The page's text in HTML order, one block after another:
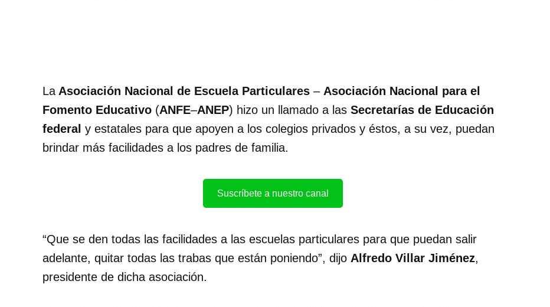
La Asociación Nacional de Escuela Particulares – Asociación Nacional para el
Fomento Educativo (ANFE–ANEP) hizo un llamado a las Secretarías de Educación
federal y estatales para que apoyen a los colegios privados y éstos, a su vez, puedan
brindar más facilidades a los padres de familia.
Suscríbete a nuestro canal
“Que se den todas las facilidades a las escuelas particulares para que puedan salir
adelante, quitar todas las trabas que están poniendo”, dijo Alfredo Villar Jiménez,
presidente de dicha asociación.